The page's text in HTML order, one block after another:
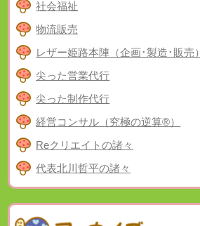
社会福祉
物流販売
レザー姫路本陣（企画･製造･販売）
尖った営業代行
尖った制作代行
経営コンサル（究極の逆算®）
Reクリエイトの諸々
代表北川哲平の諸々